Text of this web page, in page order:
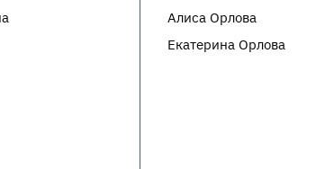
Алиса Орлова
Екатерина Орлова